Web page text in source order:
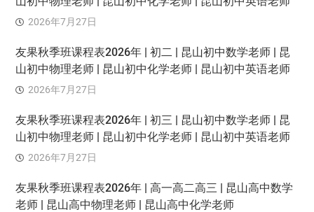
2026年7月27日
友果秋季班课程表2026年 | 初二 | 昆山初中数学老师 | 昆
山初中物理老师 | 昆山初中化学老师 | 昆山初中英语老师
2026年7月27日
友果秋季班课程表2026年 | 初三 | 昆山初中数学老师 | 昆
山初中物理老师 | 昆山初中化学老师 | 昆山初中英语老师
2026年7月27日
友果秋季班课程表2026年 | 高一高二高三 | 昆山高中数学
老师 | 昆山高中物理老师 | 昆山高中化学老师